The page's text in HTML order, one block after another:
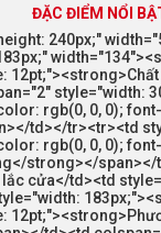
ĐẶC ĐIỂM NỔI
240px;"
style="width:
rgb(0, 0, 0);
td></tr><tr><td
rgb(0, 0, 0);
strong></span></
lắc cửa</td><td